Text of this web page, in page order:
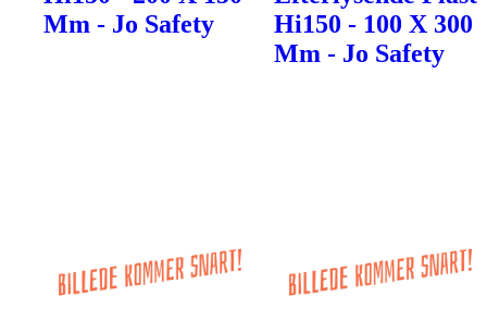
Mm - Jo Safety
Hi150 - 100 X 300
Mm - Jo Safety